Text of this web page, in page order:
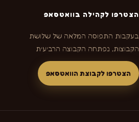
הצטרפו לקהילה בוואטסאפ
בעקבות התפוסה המלאה של שלושת
הקבוצות, נפתחה הקבוצה הרביעית
הצטרפו לקבוצת הוואטסאפ